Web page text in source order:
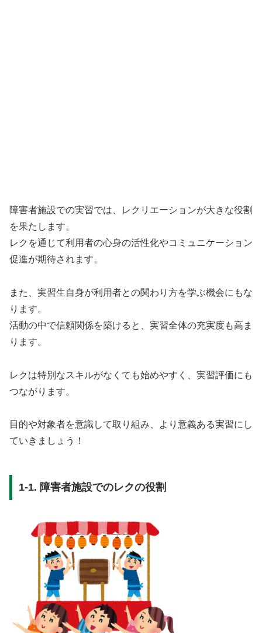
障害者施設での実習では、レクリエーションが大きな役割
を果たします。
レクを通じて利用者の心身の活性化やコミュニケーション
促進が期待されます。
また、実習生自身が利用者との関わり方を学ぶ機会にもな
ります。
活動の中で信頼関係を築けると、実習全体の充実度も高ま
ります。
レクは特別なスキルがなくても始めやすく、実習評価にも
つながります。
目的や対象者を意識して取り組み、より意義ある実習にし
ていきましょう！
1-1. 障害者施設でのレクの役割